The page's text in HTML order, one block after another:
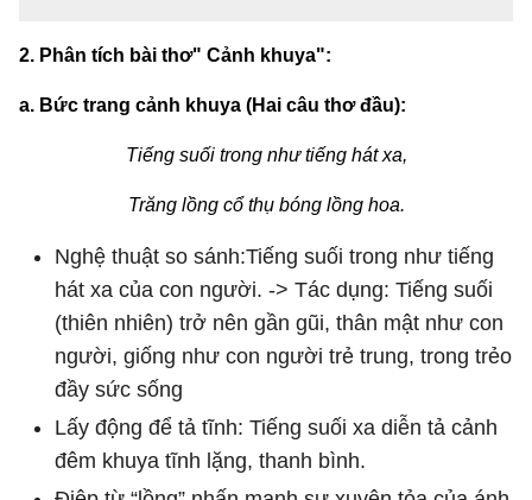
2. Phân tích bài thơ" Cảnh khuya":
a. Bức trang cảnh khuya (Hai câu thơ đầu):
Tiếng suối trong như tiếng hát xa,
Trăng lồng cổ thụ bóng lồng hoa.
Nghệ thuật so sánh:Tiếng suối trong như tiếng
hát xa của con người. -> Tác dụng: Tiếng suối
(thiên nhiên) trở nên gần gũi, thân mật như con
người, giống như con người trẻ trung, trong trẻo
đầy sức sống
Lấy động để tả tĩnh: Tiếng suối xa diễn tả cảnh
đêm khuya tĩnh lặng, thanh bình.